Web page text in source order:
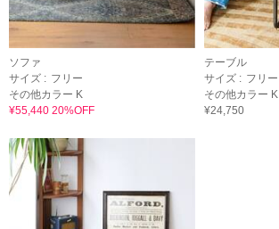
ソファ
サイズ : フリー
その他カラー K
¥55,440 20%OFF
テーブル
サイズ : フリー
その他カラー K
¥24,750